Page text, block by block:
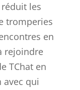
les
tromperies
en
rejoindre
TChat en
avec qui